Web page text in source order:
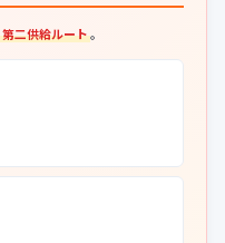
第二供給ルート。